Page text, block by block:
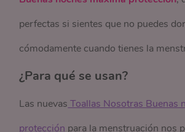
perfectas si sientes que no puedes
cómodamente cuando tienes la
¿Para qué se usan?
Las nuevas Toallas Nosotras Buenas
protección para la menstruación nos